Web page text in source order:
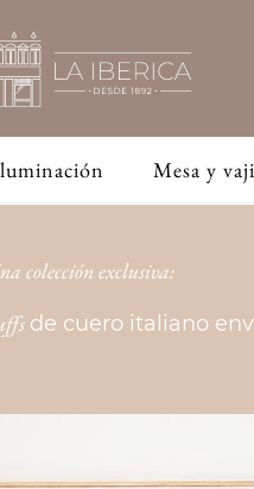
Mesa y
colección exclusiva:
de cuero italiano